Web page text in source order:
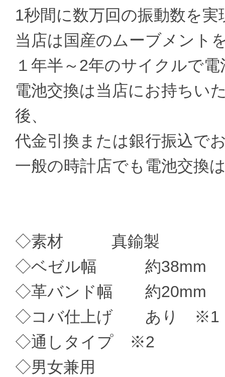
1秒間に数万回の振動数を
当店は国産のムーブメント
１年半～2年のサイクルで
電池交換は当店にお持ちい
後、
代金引換または銀行振込で
一般の時計店でも電池交換
◇素材 真鍮製
◇ベゼル幅 約38mm
◇革バンド幅 約20mm
◇コバ仕上げ あり ※1
◇通しタイプ ※2
◇男女兼用